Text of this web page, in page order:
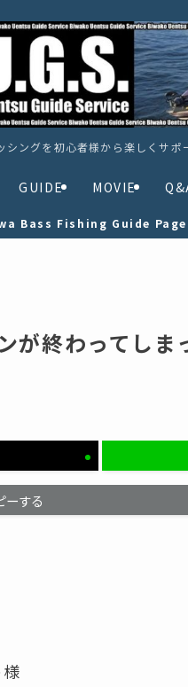
シングを初心者様から楽しくサ
GUIDE MOVIE
Bass Fishing Guide
終わってしま
ーする